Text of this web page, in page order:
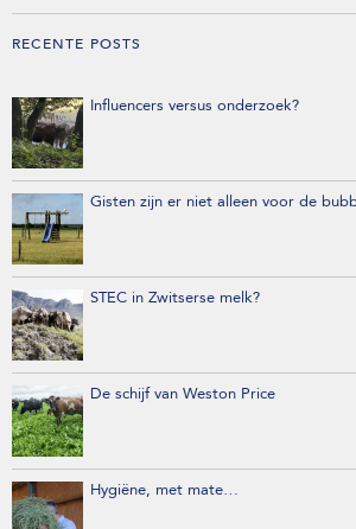
RECENTE POSTS
Influencers versus onderzoek?
Gisten zijn er niet alleen voor de
STEC in Zwitserse melk?
De schijf van Weston Price
Hygiëne, met mate…